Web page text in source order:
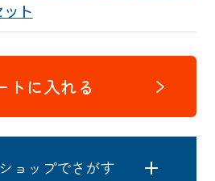
ト
トに入れる
ョップでさがす